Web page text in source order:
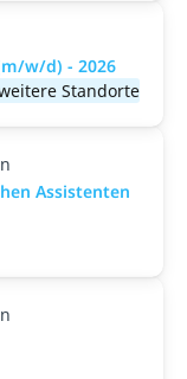
w/d) - 2026
Standorte
Assistenten